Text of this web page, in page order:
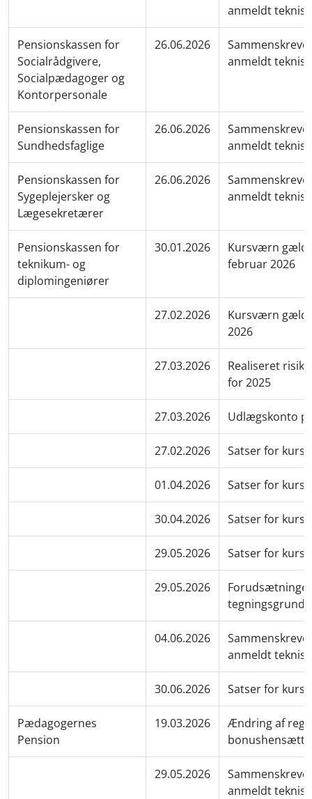
anmeldt
Pensionskassen for
Socialrådgivere,
Socialpædagoger og
Kontorpersonale
26.06.2026
anmeldt
Pensionskassen for
Sundhedsfaglige
26.06.2026
anmeldt
Pensionskassen for
Sygeplejersker og
Lægesekretærer
26.06.2026
anmeldt
Pensionskassen for
teknikum- og
diplomingeniører
30.01.2026
Kursværn
februar 2026
27.02.2026
Kursværn
2026
27.03.2026
Realiseret
for 2025
27.03.2026 Udlægskonto
27.02.2026 Satser for
01.04.2026 Satser for
30.04.2026 Satser for
29.05.2026 Satser for
29.05.2026
04.06.2026
anmeldt
30.06.2026 Satser for
Pædagogernes
Pension
19.03.2026
Ændring af
29.05.2026
anmeldt